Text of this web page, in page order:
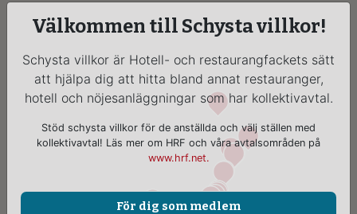
Välkommen till Schysta villkor!
Schysta villkor är Hotell- och restaurangfackets sätt
att hjälpa dig att hitta bland annat restauranger,
hotell och nöjesanläggningar som har kollektivavtal.
Stöd schysta villkor för de anställda och välj ställen med
kollektivavtal! Läs mer om HRF och våra avtalsområden på
www.hrf.net.
För dig som medlem